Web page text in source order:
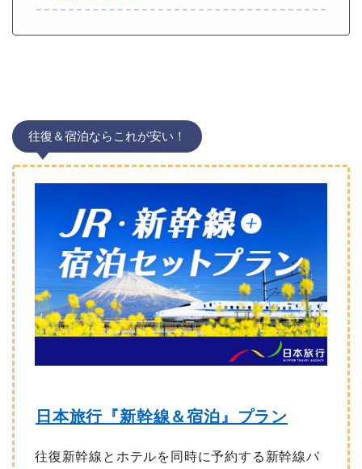
往復＆宿泊ならこれが安い！
日本旅行『新幹線＆宿泊』プラン
往復新幹線とホテルを同時に予約する新幹線パ